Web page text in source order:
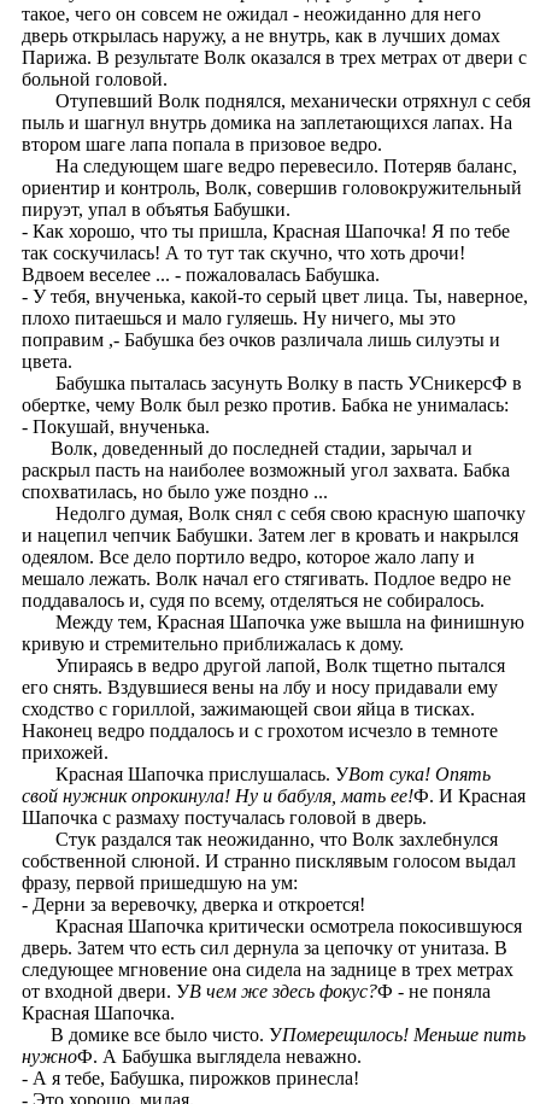
такое, чего он совсем не ожидал - неожиданно для него
дверь открылась наружу, а не внутрь, как в лучших домах
Парижа. В результате Волк оказался в трех метрах от двери с
больной головой.
Отупевший Волк поднялся, механически отряхнул с себя
пыль и шагнул внутрь домика на заплетающихся лапах. На
втором шаге лапа попала в призовое ведро.
На следующем шаге ведро перевесило. Потеряв баланс,
ориентир и контроль, Волк, совершив головокружительный
пируэт, упал в объятья Бабушки.
- Как хорошо, что ты пришла, Красная Шапочка! Я по тебе
так соскучилась! А то тут так скучно, что хоть дрочи!
Вдвоем веселее ... - пожаловалась Бабушка.
- У тебя, внученька, какой-то серый цвет лица. Ты, наверное,
плохо питаешься и мало гуляешь. Ну ничего, мы это
поправим ,- Бабушка без очков различала лишь силуэты и
цвета.
Бабушка пыталась засунуть Волку в пасть УСникерсФ в
обертке, чему Волк был резко против. Бабка не унималась:
- Покушай, внученька.
Волк, доведенный до последней стадии, зарычал и
раскрыл пасть на наиболее возможный угол захвата. Бабка
спохватилась, но было уже поздно ...
Недолго думая, Волк снял с себя свою красную шапочку
и нацепил чепчик Бабушки. Затем лег в кровать и накрылся
одеялом. Все дело портило ведро, которое жало лапу и
мешало лежать. Волк начал его стягивать. Подлое ведро не
поддавалось и, судя по всему, отделяться не собиралось.
Между тем, Красная Шапочка уже вышла на финишную
кривую и стремительно приближалась к дому.
Упираясь в ведро другой лапой, Волк тщетно пытался
его снять. Вздувшиеся вены на лбу и носу придавали ему
сходство с гориллой, зажимающей свои яйца в тисках.
Наконец ведро поддалось и с грохотом исчезло в темноте
прихожей.
Красная Шапочка прислушалась. УВот сука! Опять
свой нужник опрокинула! Ну и бабуля, мать ее!Ф. И Красная
Шапочка с размаху постучалась головой в дверь.
Стук раздался так неожиданно, что Волк захлебнулся
собственной слюной. И странно писклявым голосом выдал
фразу, первой пришедшую на ум:
- Дерни за веревочку, дверка и откроется!
Красная Шапочка критически осмотрела покосившуюся
дверь. Затем что есть сил дернула за цепочку от унитаза. В
следующее мгновение она сидела на заднице в трех метрах
от входной двери. УВ чем же здесь фокус?Ф - не поняла
Красная Шапочка.
В домике все было чисто. УПомерещилось! Меньше пить
нужноФ. А Бабушка выглядела неважно.
- А я тебе, Бабушка, пирожков принесла!